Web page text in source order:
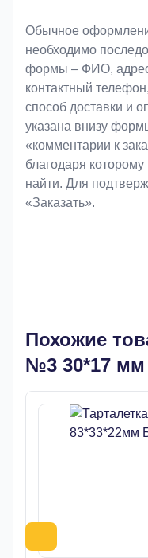
Обычное
необходимо
формы – ФИО, адрес
контактный
способ доставки и
указана внизу
«комментарии к
благодаря
найти. Для
«Заказать».
Похожие
№3 30*17